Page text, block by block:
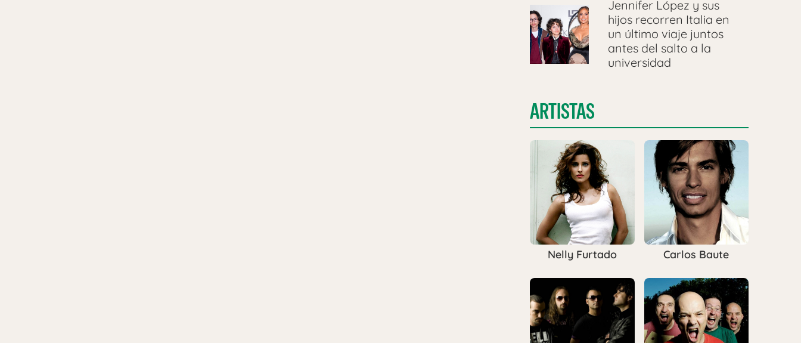
Jennifer López y sus
hijos recorren Italia en
un último viaje juntos
antes del salto a la
universidad
ARTISTAS
Nelly Furtado Carlos Baute